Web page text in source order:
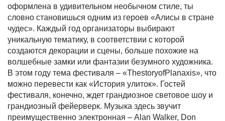
оформлена в удивительном необычном стиле, ты
словно становишься одним из героев «Алисы в стране
чудес». Каждый год организаторы выбирают
уникальную тематику, в соответствии с которой
создаются декорации и сцены, больше похожие на
волшебные замки или фантазии безумного художника.
В этом году тема фестиваля – «ThestoryofPlanaxis», что
можно перевести как «История улиток». Гостей
фестиваля, конечно, ждет грандиозное световое шоу и
грандиозный фейерверк. Музыка здесь звучит
преимущественно электронная – Alan Walker, Don